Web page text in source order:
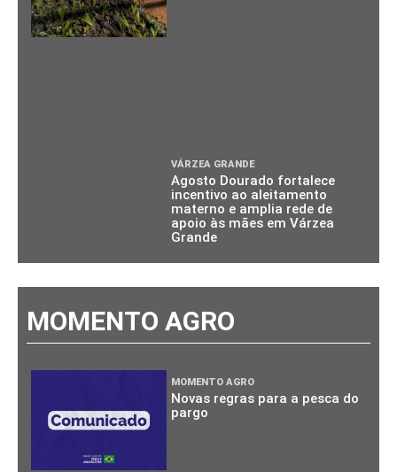
VÁRZEA GRANDE
Agosto Dourado fortalece
incentivo ao aleitamento
materno e amplia rede de
apoio às mães em Várzea
Grande
MOMENTO AGRO
MOMENTO AGRO
Novas regras para a pesca do
pargo